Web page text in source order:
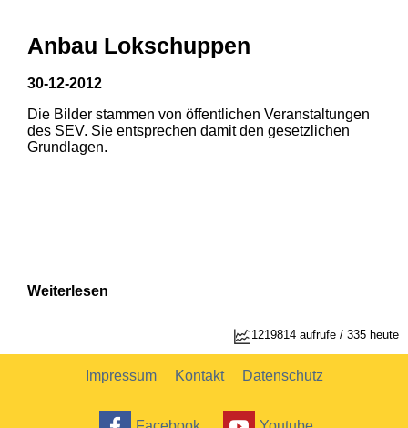
2
Anbau Lokschuppen
30-12-2012
Die Bilder stammen von öffentlichen Veranstaltungen
des SEV. Sie entsprechen damit den gesetzlichen
Grundlagen.
Weiterlesen
1219814 aufrufe / 335 heute
Impressum Kontakt Datenschutz